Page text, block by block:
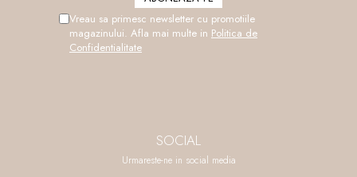
Vreau sa primesc newsletter cu promotiile
magazinului. Afla mai multe in Politica de
Confidentialitate
SOCIAL
Urmareste-ne in social media